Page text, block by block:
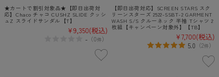
★カートで割引対象品★【即日出荷対
応】Chaco チャコ CUSHZ SLIDE クッシ
ュZ スライドサンダル【T】
¥9,350(税込)
-（0件）
【即日出荷対応】SCREEN STARS スク
リーンスターズ 2522-SSBT-2 GARMENT
WASH S/S クルーネック 半袖 Tシャツ 2
枚組【キャンペーン対象外】【TB】
¥7,700(税込)
5.0 （2件）